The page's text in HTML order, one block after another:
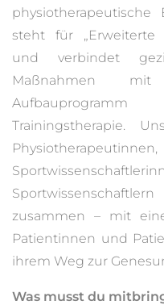
steht für „Erweiterte
und verbindet
Maßnahmen
Trainingstherapie.
zusammen – mit
Patientinnen und
ihrem Weg zur
Was musst du